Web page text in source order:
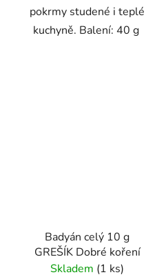
pokrmy studené i teplé
kuchyně. Balení: 40 g
Badyán celý 10 g
GREŠÍK Dobré koření
Skladem (1 ks)